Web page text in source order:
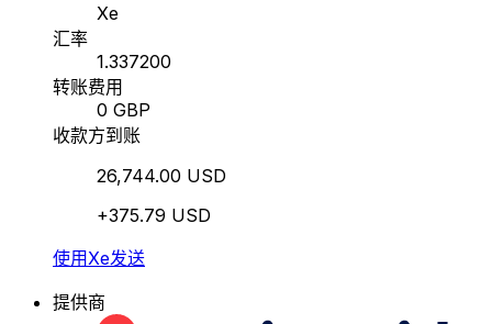
Xe
汇率
1.337200
转账费用
0 GBP
收款方到账
26,744.00 USD
+375.79 USD
使用Xe发送
提供商